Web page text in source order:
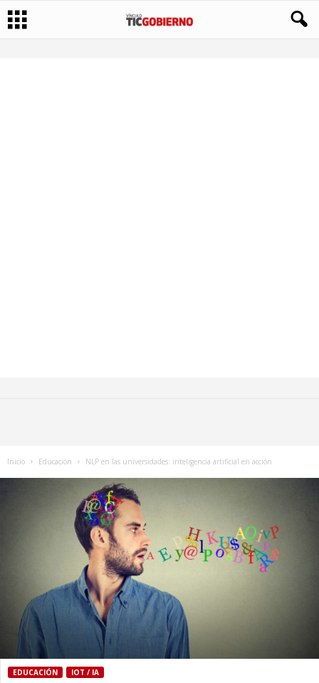
Inicio Educación NLP en las universidades: inteligencia artificial en acción
EDUCACIÓN IOT / IA